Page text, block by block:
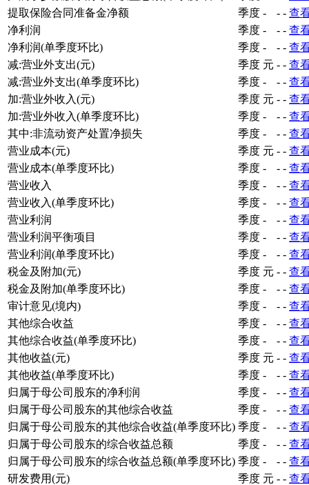
提取保险合同准备金净额
季度 - - - 查
净利润
季度 - - - 查
净利润(单季度环比)
季度 - - - 查
减:营业外支出(元)
季度 元 - - 查
减:营业外支出(单季度环比)
季度 - - - 查
加:营业外收入(元)
季度 元 - - 查
加:营业外收入(单季度环比)
季度 - - - 查
其中:非流动资产处置净损失
季度 - - - 查
营业成本(元)
季度 元 - - 查
营业成本(单季度环比)
季度 - - - 查
营业收入
季度 - - - 查
营业收入(单季度环比)
季度 - - - 查
营业利润
季度 - - - 查
营业利润平衡项目
季度 - - - 查
营业利润(单季度环比)
季度 - - - 查
税金及附加(元)
季度 元 - - 查
税金及附加(单季度环比)
季度 - - - 查
审计意见(境内)
季度 - - - 查
其他综合收益
季度 - - - 查
其他综合收益(单季度环比)
季度 - - - 查
其他收益(元)
季度 元 - - 查
其他收益(单季度环比)
季度 - - - 查
归属于母公司股东的净利润
季度 - - - 查
归属于母公司股东的其他综合收益
季度 - - - 查
归属于母公司股东的其他综合收益(单季度环比) 季度 - - - 查
归属于母公司股东的综合收益总额
季度 - - - 查
归属于母公司股东的综合收益总额(单季度环比) 季度 - - - 查
研发费用(元)
季度 元 - - 查